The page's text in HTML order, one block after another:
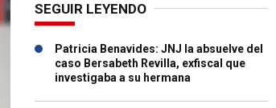
SEGUIR LEYENDO
Patricia Benavides: JNJ la absuelve del
caso Bersabeth Revilla, exfiscal que
investigaba a su hermana